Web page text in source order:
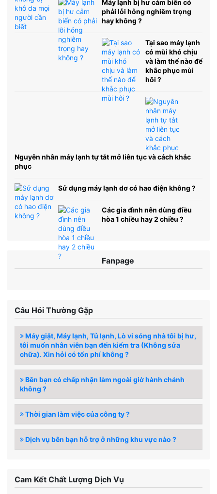
Máy lạnh bị hư cảm biến có
phải lỗi hỏng nghiêm trọng
hay không ?
Tại sao máy lạnh
có mùi khó chịu
và làm thế nào để
khắc phục mùi
hôi ?
Nguyên nhân máy lạnh tự tắt mở liên tục và cách khắc
phục
Sử dụng máy lạnh dơ có hao điện không ?
Các gia đình nên dùng điều
hòa 1 chiều hay 2 chiều ?
Fanpage
Câu Hỏi Thường Gặp
Máy giặt, Máy lạnh, Tủ lạnh, Lò vi sóng nhà tôi bị hư,
tôi muốn nhân viên bạn đến kiểm tra (Không sửa
chữa). Xin hỏi có tốn phí không ?
Bên bạn có chấp nhận làm ngoài giờ hành chánh
không ?
Thời gian làm việc của công ty ?
Dịch vụ bên bạn hỗ trợ ở những khu vực nào ?
Cam Kết Chất Lượng Dịch Vụ